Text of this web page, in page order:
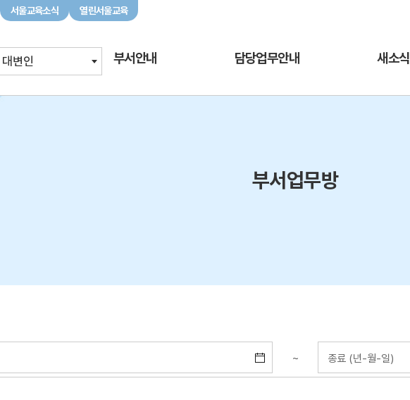
서울교육소식 열린서울교육
대변인 부서안내 담당업무안내 새소식
부서업무방
~